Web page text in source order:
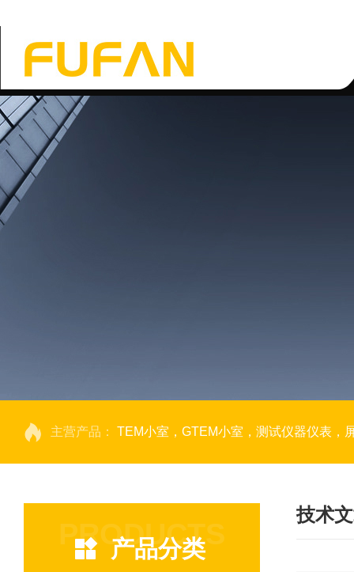
主营产品： TEM小室，GTEM小室，测试仪器仪表，
PRODUCTS
产品分类
技术